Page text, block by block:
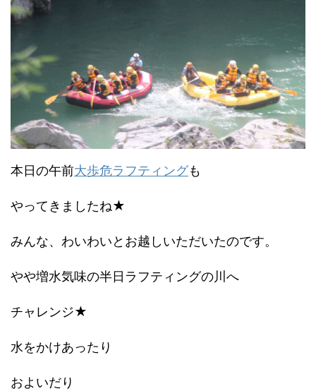
本日の午前大歩危ラフティングも
やってきましたね★
みんな、わいわいとお越しいただいたのです。
やや増水気味の半日ラフティングの川へ
チャレンジ★
水をかけあったり
およいだり